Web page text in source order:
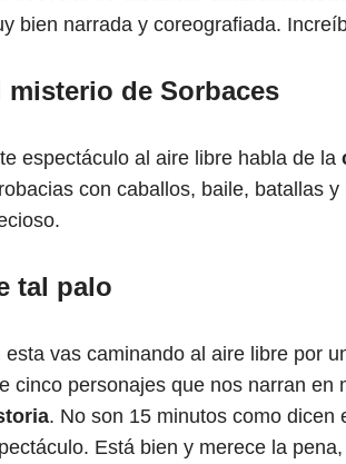
bien narrada y coreografiada.
misterio de Sorbaces
espectáculo al aire libre habla de la
con caballos, baile, batallas
tal palo
esta vas caminando al aire libre por
cinco personajes que nos narran en
. No son 15 minutos como
Está bien y merece la